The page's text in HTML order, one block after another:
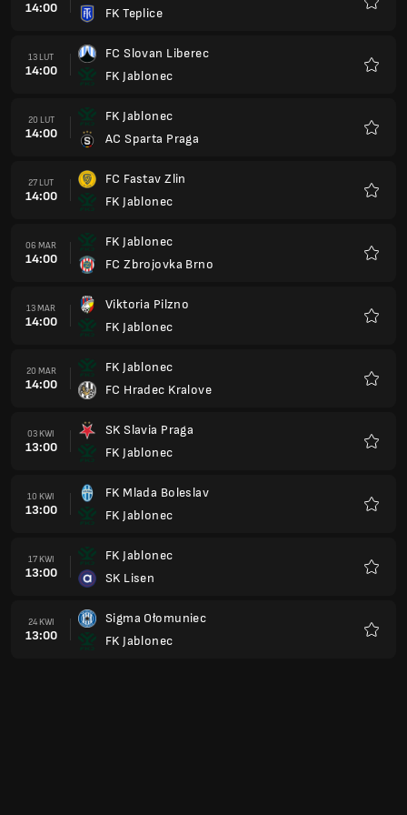
14:00 FK Teplice
13 LUT
14:00
FC Slovan Liberec
FK Jablonec
20 LUT
14:00
FK Jablonec
AC Sparta Praga
27 LUT
14:00
FC Fastav Zlin
FK Jablonec
06 MAR
14:00
FK Jablonec
FC Zbrojovka Brno
13 MAR
14:00
Viktoria Pilzno
FK Jablonec
20 MAR
14:00
FK Jablonec
FC Hradec Kralove
03 KWI
13:00
SK Slavia Praga
FK Jablonec
10 KWI
13:00
FK Mlada Boleslav
FK Jablonec
17 KWI
13:00
FK Jablonec
SK Lisen
24 KWI
13:00
Sigma Ołomuniec
FK Jablonec